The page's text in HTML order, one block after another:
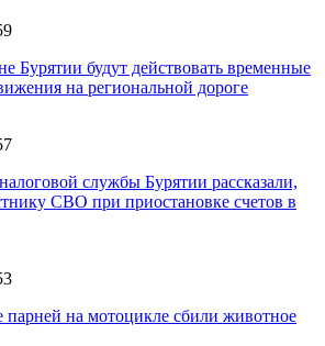
Бурятии будут действовать временные
на региональной дороге
службы Бурятии рассказали,
СВО при приостановке счетов в
парней на мотоцикле сбили животное